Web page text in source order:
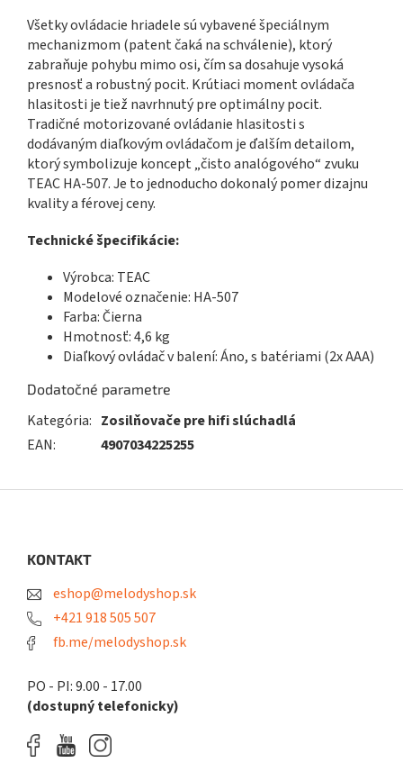
Všetky ovládacie hriadele sú vybavené špeciálnym
mechanizmom (patent čaká na schválenie), ktorý
zabraňuje pohybu mimo osi, čím sa dosahuje vysoká
presnosť a robustný pocit. Krútiaci moment ovládača
hlasitosti je tiež navrhnutý pre optimálny pocit.
Tradičné motorizované ovládanie hlasitosti s
dodávaným diaľkovým ovládačom je ďalším detailom,
ktorý symbolizuje koncept „čisto analógového“ zvuku
TEAC HA-507. Je to jednoducho dokonalý pomer dizajnu
kvality a férovej ceny.
Technické špecifikácie:
Výrobca: TEAC
Modelové označenie: HA-507
Farba: Čierna
Hmotnosť: 4,6 kg
Diaľkový ovládač v balení: Áno, s batériami (2x AAA)
Dodatočné parametre
Kategória: Zosilňovače pre hifi slúchadlá
EAN: 4907034225255
KONTAKT
eshop@melodyshop.sk
+421 918 505 507
fb.me/melodyshop.sk
PO - PI: 9.00 - 17.00
(dostupný telefonicky)